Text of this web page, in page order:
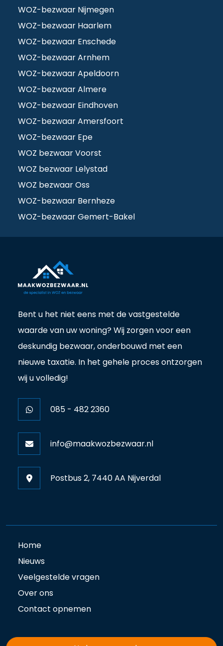
WOZ-bezwaar Nijmegen
WOZ-bezwaar Haarlem
WOZ-bezwaar Enschede
WOZ-bezwaar Arnhem
WOZ-bezwaar Apeldoorn
WOZ-bezwaar Almere
WOZ-bezwaar Eindhoven
WOZ-bezwaar Amersfoort
WOZ-bezwaar Epe
WOZ bezwaar Voorst
WOZ bezwaar Lelystad
WOZ bezwaar Oss
WOZ-bezwaar Bernheze
WOZ-bezwaar Gemert-Bakel
Bent u het niet eens met de vastgestelde
waarde van uw woning? Wij zorgen voor een
deskundig bezwaar, onderbouwd met een
nieuwe taxatie. In het gehele proces ontzorgen
wij u volledig!
085 - 482 2360
info@maakwozbezwaar.nl
Postbus 2, 7440 AA Nijverdal
Home
Nieuws
Veelgestelde vragen
Over ons
Contact opnemen